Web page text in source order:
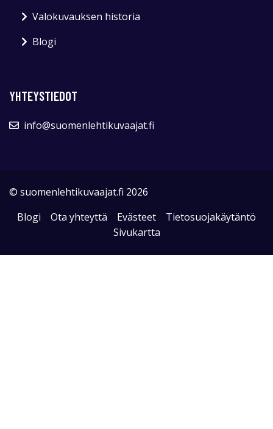
Valokuvauksen historia
Blogi
YHTEYSTIEDOT
info@suomenlehtikuvaajat.fi
© suomenlehtikuvaajat.fi 2026
Blogi
Ota yhteyttä Evästeet
Tietosuojakäytäntö
Sivukartta